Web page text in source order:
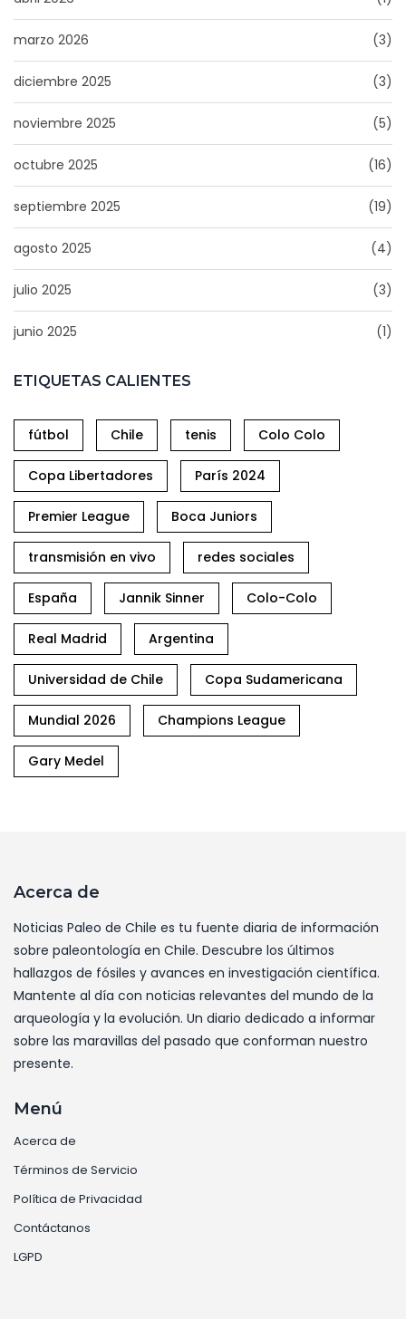
marzo 2026 (3)
diciembre 2025 (3)
noviembre 2025 (5)
octubre 2025 (16)
septiembre 2025 (19)
agosto 2025 (4)
julio 2025 (3)
junio 2025 (1)
ETIQUETAS CALIENTES
fútbol Chile tenis Colo Colo
Copa Libertadores París 2024
Premier League Boca Juniors
transmisión en vivo redes sociales
España Jannik Sinner Colo-Colo
Real Madrid Argentina
Universidad de Chile Copa Sudamericana
Mundial 2026 Champions League
Gary Medel
Acerca de
Noticias Paleo de Chile es tu fuente diaria de información
sobre paleontología en Chile. Descubre los últimos
hallazgos de fósiles y avances en investigación científica.
Mantente al día con noticias relevantes del mundo de la
arqueología y la evolución. Un diario dedicado a informar
sobre las maravillas del pasado que conforman nuestro
presente.
Menú
Acerca de
Términos de Servicio
Política de Privacidad
Contáctanos
LGPD